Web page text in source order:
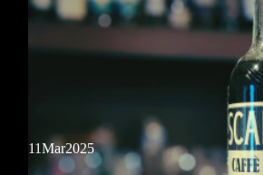
い。
新フルーツ
11Mar2025